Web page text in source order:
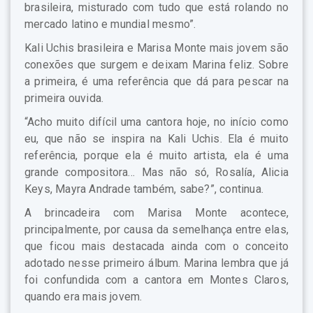
brasileira, misturado com tudo que está rolando no
mercado latino e mundial mesmo”.
Kali Uchis brasileira e Marisa Monte mais jovem são
conexões que surgem e deixam Marina feliz. Sobre
a primeira, é uma referência que dá para pescar na
primeira ouvida.
“Acho muito difícil uma cantora hoje, no início como
eu, que não se inspira na Kali Uchis. Ela é muito
referência, porque ela é muito artista, ela é uma
grande compositora… Mas não só, Rosalía, Alicia
Keys, Mayra Andrade também, sabe?”, continua.
A brincadeira com Marisa Monte acontece,
principalmente, por causa da semelhança entre elas,
que ficou mais destacada ainda com o conceito
adotado nesse primeiro álbum. Marina lembra que já
foi confundida com a cantora em Montes Claros,
quando era mais jovem.